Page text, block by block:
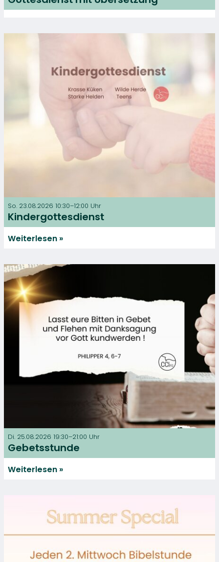
So. 23.08.2026 10:30–12:00 Uhr
Kindergottesdienst
Weiterlesen
Di. 25.08.2026 19:30–21:00 Uhr
Gebetsstunde
Weiterlesen